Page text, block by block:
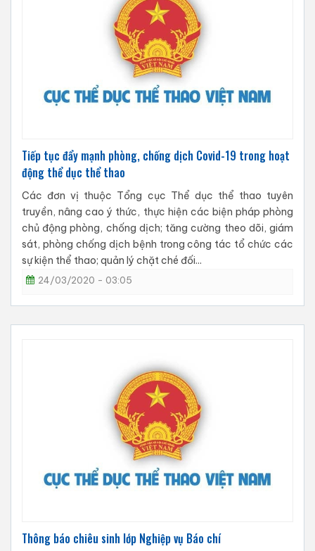
Tiếp tục đẩy mạnh phòng, chống dịch Covid-19 trong hoạt
động thể dục thể thao
Các đơn vị thuộc Tổng cục Thể dục thể thao tuyên
truyền, nâng cao ý thức, thực hiện các biện pháp phòng
chủ động phòng, chống dịch; tăng cường theo dõi, giám
sát, phòng chống dịch bệnh trong công tác tổ chức các
sự kiện thể thao; quản lý chặt ché đối...
24/03/2020 - 03:05
Thông báo chiêu sinh lớp Nghiệp vụ Báo chí